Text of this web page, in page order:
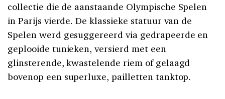
collectie die de aanstaande Olympische Spelen
in Parijs vierde. De klassieke statuur van de
Spelen werd gesuggereerd via gedrapeerde en
geplooide tunieken, versierd met een
glinsterende, kwastelende riem of gelaagd
bovenop een superluxe, pailletten tanktop.